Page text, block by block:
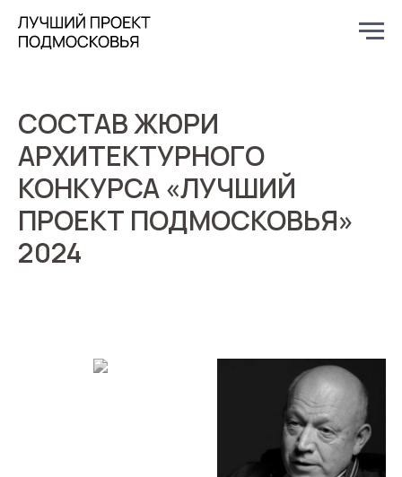
СОСТАВ ЖЮРИ
АРХИТЕКТУРНОГО
КОНКУРСА «ЛУЧШИЙ
ПРОЕКТ ПОДМОСКОВЬЯ»
2024